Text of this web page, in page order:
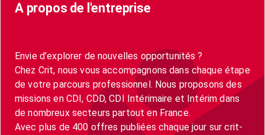
A propos de l'entreprise
Envie d’explorer de nouvelles opportunités ?
Chez Crit, nous vous accompagnons dans chaque étape
de votre parcours professionnel. Nous proposons des
missions en CDI, CDD, CDI Intérimaire et Intérim dans
de nombreux secteurs partout en France.
Avec plus de 400 offres publiées chaque jour sur crit-